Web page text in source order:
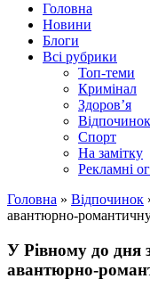
Головна
Новини
Блоги
Всі рубрики
Топ-теми
Кримінал
Здоров’я
Відпочинок
Спорт
На замітку
Рекламні
Головна » Відпочинок
авантюрно-
У Рівному до дня
авантюрно-